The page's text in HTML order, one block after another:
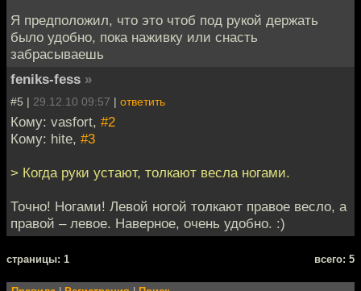
Я предположил, что это чтоб под рукой держать
было удобно, пока наживку или снасть
забрасываешь
feniks-fess »
#5 | 29.12.10 09:57 | ответить
Кому: vasfort, #2
Кому: hite, #3
> Когда руки устают, толкают весла ногами.
Точно! Ногами! Левой ногой толкают правое весло, а
правой – левое. Наверное, очень удобно. :)
cтраницы: 1 всего: 5